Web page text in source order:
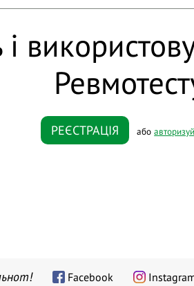
РЕЄСТРАЦІЯ або
Facebook